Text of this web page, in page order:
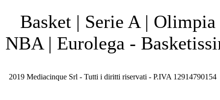
Basket | Serie A |
NBA | Eurolega -
2019 Mediacinque Srl - Tutti i diritti riservati - P.IVA 12914790154